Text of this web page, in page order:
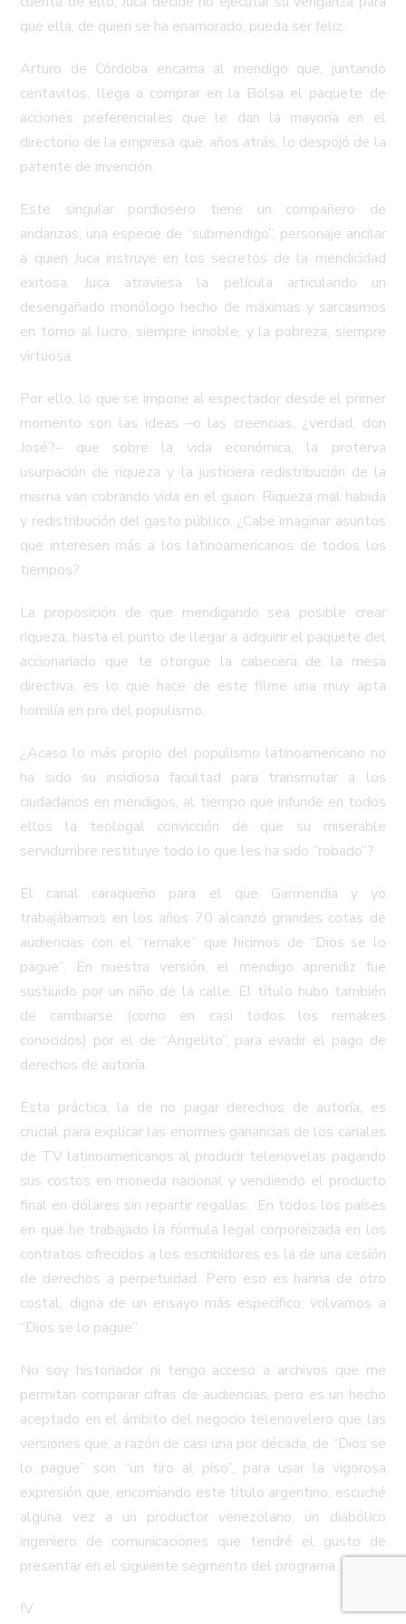
que ella, de quien se ha enamorado, pueda ser feliz.
Arturo de Córdoba encarna al mendigo que, juntando
centavitos, llega a comprar en la Bolsa el paquete de
acciones preferenciales que le dan la mayoría en el
directorio de la empresa que, años atrás, lo despojó de la
patente de invención.
Este singular pordiosero tiene un compañero de
andanzas, una especie de “submendigo”, personaje ancilar
a quien Juca instruye en los secretos de la mendicidad
exitosa. Juca atraviesa la película articulando un
desengañado monólogo hecho de máximas y sarcasmos
en torno al lucro, siempre innoble, y la pobreza, siempre
virtuosa.
Por ello, lo que se impone al espectador desde el primer
momento son las ideas –o las creencias, ¿verdad, don
José?– que sobre la vida económica, la proterva
usurpación de riqueza y la justiciera redistribución de la
misma van cobrando vida en el guion. Riqueza mal habida
y redistribución del gasto público. ¿Cabe imaginar asuntos
que interesen más a los latinoamericanos de todos los
tiempos?
La proposición de que mendigando sea posible crear
riqueza, hasta el punto de llegar a adquirir el paquete del
accionariado que te otorgue la cabecera de la mesa
directiva, es lo que hace de este filme una muy apta
homilía en pro del populismo.
¿Acaso lo más propio del populismo latinoamericano no
ha sido su insidiosa facultad para transmutar a los
ciudadanos en mendigos, al tiempo que infunde en todos
ellos la teologal convicción de que su miserable
servidumbre restituye todo lo que les ha sido “robado”?
El canal caraqueño para el que Garmendia y yo
trabajábamos en los años 70 alcanzó grandes cotas de
audiencias con el “remake” que hicimos de “Dios se lo
pague”. En nuestra versión, el mendigo aprendiz fue
sustiuido por un niño de la calle. El título hubo también
de cambiarse (como en casi todos los remakes
conocidos) por el de “Angelito”, para evadir el pago de
derechos de autoría.
Esta práctica, la de no pagar derechos de autoría, es
crucial para explicar las enormes ganancias de los canales
de TV latinoamericanos al producir telenovelas pagando
sus costos en moneda nacional y vendiendo el producto
final en dólares sin repartir regalías. En todos los países
en que he trabajado la fórmula legal corporeizada en los
contratos ofrecidos a los escribidores es la de una cesión
de derechos a perpetuidad. Pero eso es harina de otro
costal, digna de un ensayo más específico; volvamos a
“Dios se lo pague”.
No soy historiador ni tengo acceso a archivos que me
permitan comparar cifras de audiencias, pero es un hecho
aceptado en el ámbito del negocio telenovelero que las
versiones que, a razón de casi una por década, de “Dios se
lo pague” son “un tiro al piso”, para usar la vigorosa
expresión que, encomiando este título argentino, escuché
alguna vez a un productor venezolano, un diabólico
ingeniero de comunicaciones que tendré el gusto de
presentar en el siguiente segmento del programa.
IV